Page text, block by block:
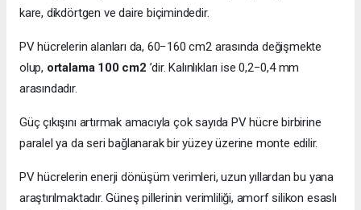
kare, dikdörtgen ve daire biçimindedir.
PV hücrelerin alanları da, 60−160 cm2 arasında değişmekte
olup, ortalama 100 cm2 ’dir. Kalınlıkları ise 0,2−0,4 mm
arasındadır.
Güç çıkışını artırmak amacıyla çok sayıda PV hücre birbirine
paralel ya da seri bağlanarak bir yüzey üzerine monte edilir.
PV hücrelerin enerji dönüşüm verimleri, uzun yıllardan bu yana
araştırılmaktadır. Güneş pillerinin verimliliği, amorf silikon esaslı